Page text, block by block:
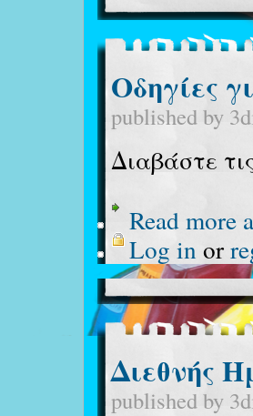
Οδηγίες
published by
Διαβάστε
Read more
Log in or
Διεθνής
published by